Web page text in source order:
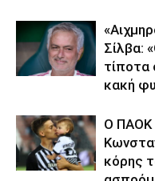
Σίλβα:
τίποτα
κακή
Ο ΠΑΟΚ
κόρης